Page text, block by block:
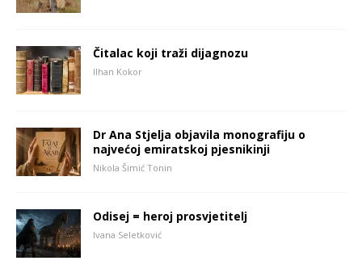
Čitalac koji traži dijagnozu
Ilhan Kokor
Dr Ana Stjelja objavila monografiju o
najvećoj emiratskoj pjesnikinji
Nikola Šimić Tonin
Odisej = heroj prosvjetitelj
Ivana Seletković